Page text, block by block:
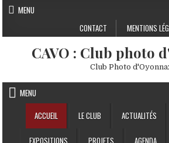
Skip to content
MENU
CONTACT
MENTIONS
CAVO : Club photo
Club Photo
MENU
ACCUEIL
LE CLUB ACTUALITÉS
EXPOSITIONS PROJETS AGENDA